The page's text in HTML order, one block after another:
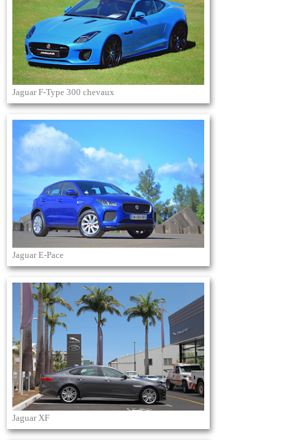
Jaguar F-Type 300 chevaux
Jaguar E-Pace
Jaguar XF